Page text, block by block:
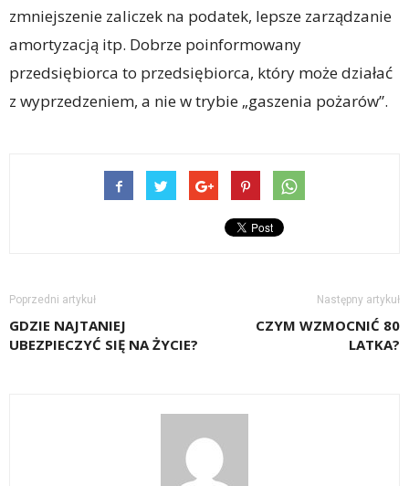
zmniejszenie zaliczek na podatek, lepsze zarządzanie
amortyzacją itp. Dobrze poinformowany
przedsiębiorca to przedsiębiorca, który może działać
z wyprzedzeniem, a nie w trybie „gaszenia pożarów”.
Poprzedni artykuł
GDZIE NAJTANIEJ
UBEZPIECZYĆ SIĘ NA ŻYCIE?
Następny artykuł
CZYM WZMOCNIĆ 80
LATKA?